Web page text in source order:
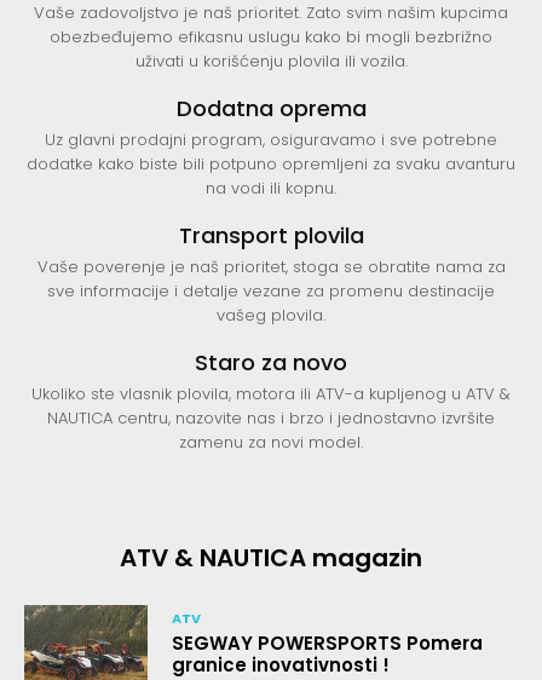
Vaše zadovoljstvo je naš prioritet. Zato svim našim kupcima
obezbeđujemo efikasnu uslugu kako bi mogli bezbrižno
uživati u korišćenju plovila ili vozila.
Dodatna oprema
Uz glavni prodajni program, osiguravamo i sve potrebne
dodatke kako biste bili potpuno opremljeni za svaku avanturu
na vodi ili kopnu.
Transport plovila
Vaše poverenje je naš prioritet, stoga se obratite nama za
sve informacije i detalje vezane za promenu destinacije
vašeg plovila.
Staro za novo
Ukoliko ste vlasnik plovila, motora ili ATV-a kupljenog u ATV &
NAUTICA centru, nazovite nas i brzo i jednostavno izvršite
zamenu za novi model.
ATV & NAUTICA magazin
ATV
SEGWAY POWERSPORTS Pomera
granice inovativnosti !